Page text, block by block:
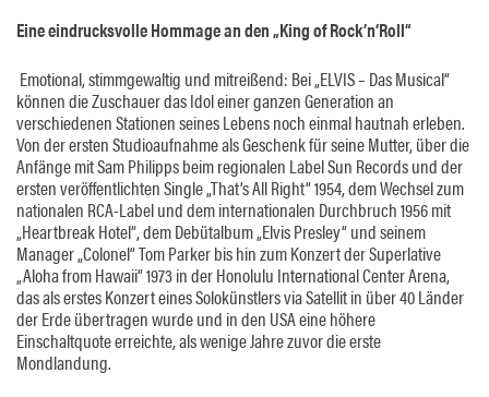
Eine eindrucksvolle Hommage an den „King of Rock’n‘Roll“
Emotional, stimmgewaltig und mitreißend: Bei „ELVIS – Das Musical“
können die Zuschauer das Idol einer ganzen Generation an
verschiedenen Stationen seines Lebens noch einmal hautnah erleben.
Von der ersten Studioaufnahme als Geschenk für seine Mutter, über die
Anfänge mit Sam Philipps beim regionalen Label Sun Records und der
ersten veröffentlichten Single „That’s All Right“ 1954, dem Wechsel zum
nationalen RCA-Label und dem internationalen Durchbruch 1956 mit
„Heartbreak Hotel“, dem Debütalbum „Elvis Presley“ und seinem
Manager „Colonel“ Tom Parker bis hin zum Konzert der Superlative
„Aloha from Hawaii“ 1973 in der Honolulu International Center Arena,
das als erstes Konzert eines Solokünstlers via Satellit in über 40 Länder
der Erde übertragen wurde und in den USA eine höhere
Einschaltquote erreichte, als wenige Jahre zuvor die erste
Mondlandung.